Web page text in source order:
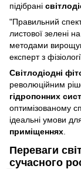
підібрані
"Правильний
листової зелені
методами
експерт з
Світлодіодні
революційним
гідропонних
оптимізованому
ідеальні умови
приміщеннях.
Переваги
сучасного